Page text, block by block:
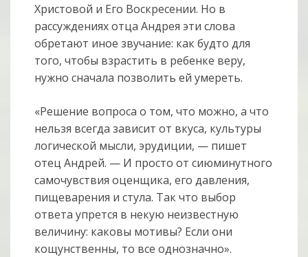
Христовой и Его Воскресении. Но в
рассуждениях отца Андрея эти слова
обретают иное звучание: как будто для
того, чтобы взрастить в ребенке веру,
нужно сначала позволить ей умереть.
«Решение вопроса о том, что можно, а что
нельзя всегда зависит от вкуса, культуры
логической мысли, эрудиции, — пишет
отец Андрей. — И просто от сиюминутного
самочувствия оценщика, его давления,
пищеварения и стула. Так что выбор
ответа упрется в некую неизвестную
величину: каковы мотивы? Если они
кощунственны, то все однозначно».